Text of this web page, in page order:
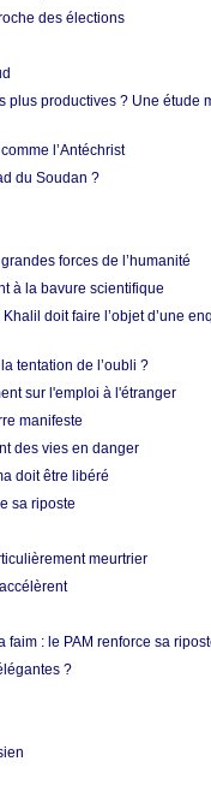
des élections
plus productives ? Une étude
l’Antéchrist
du Soudan ?
forces de l’humanité
à la bavure scientifique
doit faire l’objet d’une
tentation de l’oubli ?
sur l'emploi à l'étranger
manifeste
des vies en danger
doit être libéré
sa riposte
meurtrier
: le PAM renforce sa
?